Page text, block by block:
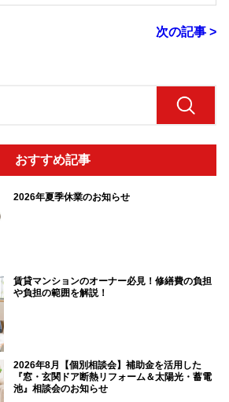
次の記事 >
おすすめ記事
2026年夏季休業のお知らせ
賃貸マンションのオーナー必見！修繕費の負担
や負担の範囲を解説！
2026年8月【個別相談会】補助金を活用した
『窓・玄関ドア断熱リフォーム＆太陽光・蓄電
池』相談会のお知らせ